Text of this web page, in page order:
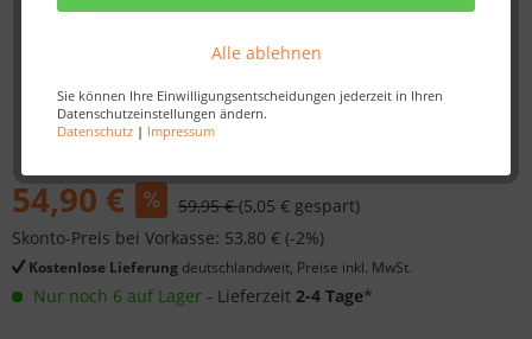
Alle ablehnen
Sie können Ihre Einwilligungsentscheidungen jederzeit in Ihren
Datenschutzeinstellungen ändern.
Datenschutz| Impressum
54,90 € 59,95 €(5,05 € gespart)
Skonto-Preis bei Vorkasse: 53,80 € (-2%)
Kostenlose Lieferung deutschlandweit, Preise inkl. MwSt.
Nur noch 6 auf Lager - Lieferzeit 2-4 Tage*